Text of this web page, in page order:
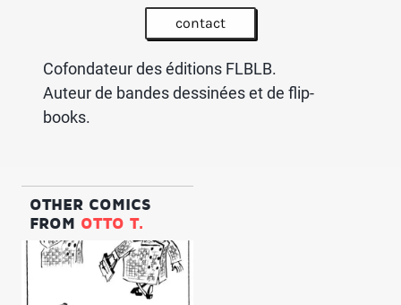
contact
Cofondateur des éditions FLBLB.
Auteur de bandes dessinées et de flip-
books.
OTHER COMICS
FROM OTTO T.